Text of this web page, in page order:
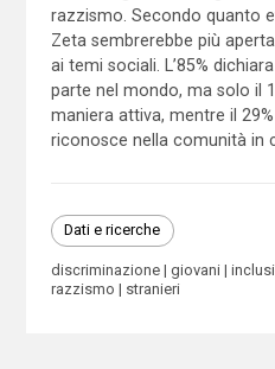
razzismo. Secondo quanto
Zeta sembrerebbe più
ai temi sociali. L’85%
parte nel mondo, ma solo il
maniera attiva, mentre il
riconosce nella comunità in
Dati e ricerche
discriminazione giovani
razzismo
stranieri